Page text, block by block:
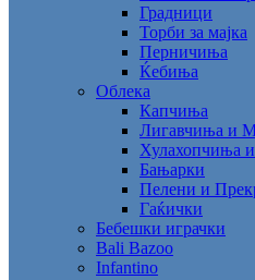
Градници
Торби за мајка
Перничиња
Ќебиња
Облека
Капчиња
Лигавчиња и
Хулахопчиња
Бањарки
Пелени и
Гаќички
Бебешки играчки
Bali Bazoo
Infantino